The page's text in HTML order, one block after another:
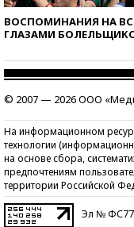
ВОСПОМИНАНИЯ НА
ГЛАЗАМИ
© 2007 — 2026 ООО
На информационном
технологии
на основе сбора,
предпочтениям
территории Российской
Эл № ФС77-